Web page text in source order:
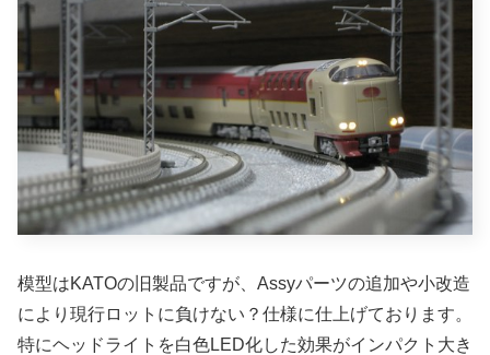
模型はKATOの旧製品ですが、Assyパーツの追加や小改造
により現行ロットに負けない？仕様に仕上げております。
特にヘッドライトを白色LED化した効果がインパクト大き